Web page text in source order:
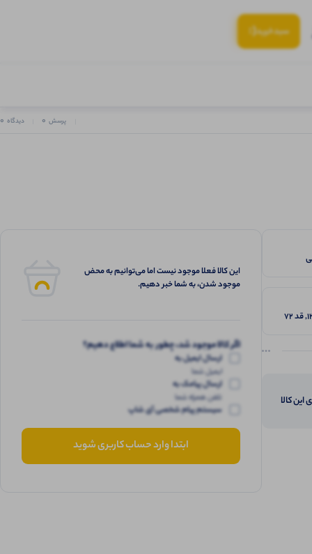
سبد‌خرید(:
پرسش 0 دیدگاه 0
این کالا
این کالا فعلا موجود نیست اما می‌توانیم به محض
موجود شدن، به شما خبر دهیم.
اگر کالا موجود شد، چطور به شما اطلاع دهیم؟
ارسال ایمیل به
ایمیل شما
ارسال پیامک به
تلفن همراه شما
سیستم پیام شخصی آی شاپ
ابتدا وارد حساب کاربری شوید